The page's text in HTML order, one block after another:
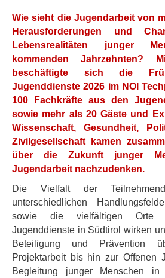
Wie sieht die Jugendarbeit von
Herausforderungen und
Lebensrealitäten junger
kommenden Jahrzehnten?
beschäftigte sich die
Jugenddienste 2026 im NOI
100 Fachkräfte aus den
sowie mehr als 20 Gäste und
Wissenschaft, Gesundheit,
Zivilgesellschaft kamen
über die Zukunft junger
Jugendarbeit nachzudenken.
Die Vielfalt der
unterschiedlichen
sowie die vielfältigen Orte
Jugenddienste in Südtirol wirken
Beteiligung und Prävention
Projektarbeit bis hin zur Offenen
Begleitung junger Menschen in